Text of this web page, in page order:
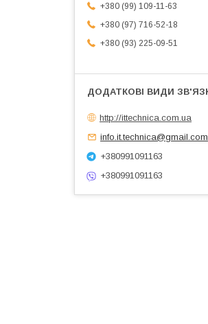
+380 (99) 109-11-63
+380 (97) 716-52-18
+380 (93) 225-09-51
http://ittechnica.com.ua
info.it.technica@gmail.com
+380991091163
+380991091163